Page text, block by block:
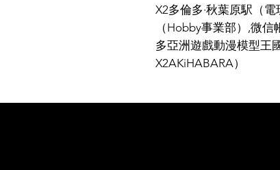
X2多倫多·秋葉原駅（
（Hobby事業部）,微
多亞洲遊戲動漫模型王
X2AKiHABARA）